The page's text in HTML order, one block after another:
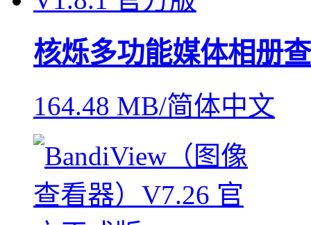
核烁多功能媒体相册
164.48 MB/简体中文